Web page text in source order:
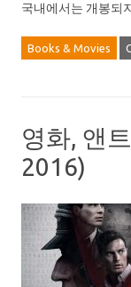
국내에서는 개봉되
Books & Movies
영화, 앤
2016)